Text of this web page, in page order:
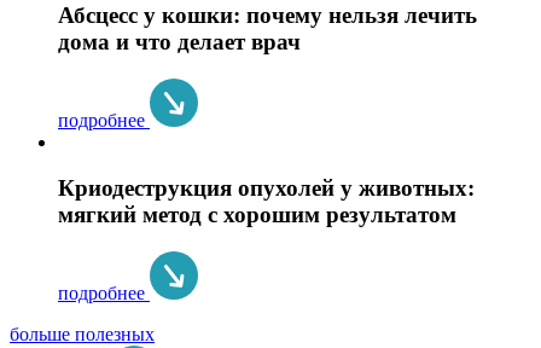
Абсцесс у кошки: почему нельзя лечить
дома и что делает врач
подробнее
Криодеструкция опухолей у животных:
мягкий метод с хорошим результатом
подробнее
больше полезных